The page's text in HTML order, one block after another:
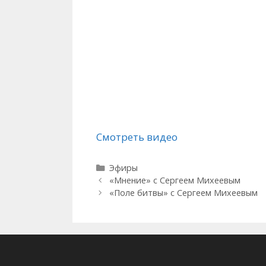
Смотреть видео
Рубрики
Эфиры
«Мнение» с Сергеем Михеевым
«Поле битвы» с Сергеем Михеевым